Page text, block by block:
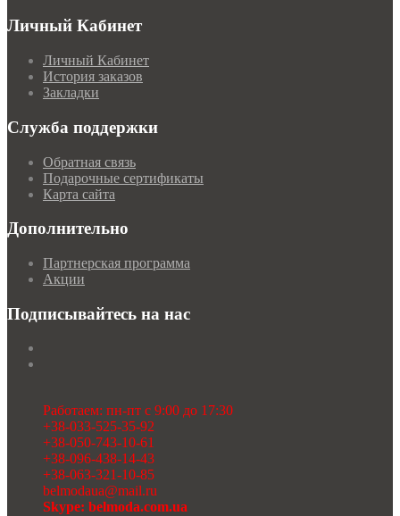
Личный Кабинет
Личный Кабинет
История заказов
Закладки
Служба поддержки
Обратная связь
Подарочные сертификаты
Карта сайта
Дополнительно
Партнерская программа
Акции
Подписывайтесь на нас
Работаем: пн-пт с 9:00 до 17:30
+38-033-525-35-92
+38-050-743-10-61
+38-096-438-14-43
+38-063-321-10-85
belmodaua@mail.ru
Skype: belmoda.com.ua